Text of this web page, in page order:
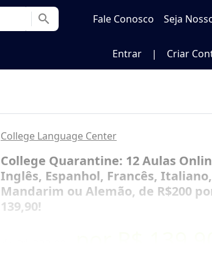
search Fale Conosco Seja
Entrar | Criar
College Language Center
College Quarantine: 12 Aulas
Inglês, Espanhol, Francês, Italiano,
Mandarim ou Alemão, de R$200
139,90!